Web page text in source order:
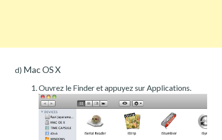
d) Mac OS X
Ouvrez le Finder et appuyez sur Applications.